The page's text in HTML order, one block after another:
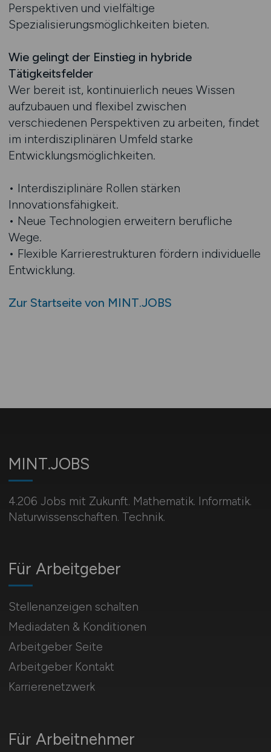
Perspektiven und vielfältige
Spezialisierungsmöglichkeiten bieten.
Wie gelingt der Einstieg in hybride
Tätigkeitsfelder
Wer bereit ist, kontinuierlich neues Wissen
aufzubauen und flexibel zwischen
verschiedenen Perspektiven zu arbeiten, findet
im interdisziplinären Umfeld starke
Entwicklungsmöglichkeiten.
• Interdisziplinäre Rollen stärken
Innovationsfähigkeit.
• Neue Technologien erweitern berufliche
Wege.
• Flexible Karrierestrukturen fördern individuelle
Entwicklung.
Zur Startseite von MINT.JOBS
MINT.JOBS
4.206 Jobs mit Zukunft. Mathematik. Informatik.
Naturwissenschaften. Technik.
Für Arbeitnehmer
Für Arbeitgeber
Stellenanzeigen schalten
Mediadaten & Konditionen
Arbeitgeber Seite
Arbeitgeber Kontakt
Karrierenetzwerk